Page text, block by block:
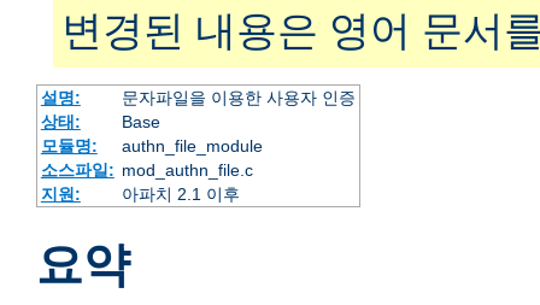
변경된 내용은 영어 문서
설명:
문자파일을 이용한 사용자 인증
상태:
Base
모듈명:
authn_file_module
소스파일: mod_authn_file.c
지원:
아파치 2.1 이후
요약